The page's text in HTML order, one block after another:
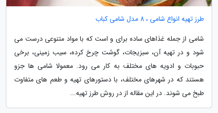
طرز تهیه انواع شامی ، 8 مدل شامی کباب
شامی از جمله غذاهای ساده برای و است که با مواد متنوعی درست می
شود و در تهیه آن، سبزیجات، گوشت چرخ کرده، سیب زمینی، برخی
حبوبات و ادویه های مختلف به کار می رود. معمولا شامی ها جزو
هستند که در شهرهای مختلف، با دستورهای تهیه و طعم های متفاوت
طبخ می شوند. در این مقاله از در روش طرز تهیه...